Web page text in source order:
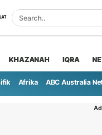
KHAZANAH IQRA
Afrika ABC Australia